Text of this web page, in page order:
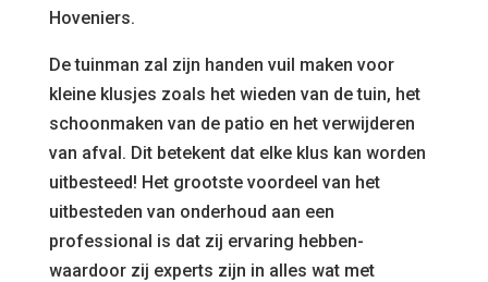
Hoveniers.
De tuinman zal zijn handen vuil maken voor
kleine klusjes zoals het wieden van de tuin, het
schoonmaken van de patio en het verwijderen
van afval. Dit betekent dat elke klus kan worden
uitbesteed! Het grootste voordeel van het
uitbesteden van onderhoud aan een
professional is dat zij ervaring hebben-
waardoor zij experts zijn in alles wat met